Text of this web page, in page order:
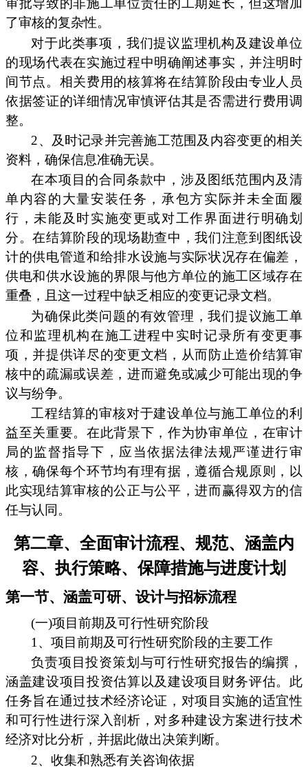
审批导致的非施工单位责任的工期延长，但这增加
了审核的复杂性。
对于此类事项，我们提议监理机构及建设单位
的现场代表在实施过程中明确阐述事实，并注明时
间节点。相关费用的核算将在结算阶段由专业人员
依据签证的详细情况审慎评估其是否需进行费用调
整。
2、及时记录并完善施工范围及内容变更的相关
资料，确保信息准确无误。
在本项目的合同条款中，涉及图纸范围内及清
单内容的大量安装任务，承包方实际并未全面履
行，未能及时实施变更或对工作界面进行明确划
分。在结算阶段的现场勘查中，我们注意到图纸设
计的供电管道和给排水设施与实际状况存在偏差，
供电和供水设施的界限与他方单位的施工区域存在
重叠，且这一过程中缺乏相应的变更记录文档。
为确保此类问题的有效管理，我们提议施工单
位和监理机构在施工进程中实时记录所有变更事
项，并提供详尽的变更文档，从而防止造价结算审
核中的疏漏或误差，进而避免或减少可能出现的争
议与纷争。
工程结算的审核对于建设单位与施工单位的利
益至关重要。在此背景下，作为协审单位，在审计
局的监督指导下，应当依据法律法规严谨进行审
核，确保每个环节均有理有据，遵循合规原则，以
此实现结算审核的公正与公平，进而赢得双方的信
任与认同。
第二章、全面审计流程、规范、涵盖内
容、执行策略、保障措施与进度计划
第一节、涵盖可研、设计与招标流程
(一)项目前期及可行性研究阶段
1、项目前期及可行性研究阶段的主要工作
负责项目投资策划与可行性研究报告的编撰，
涵盖建设项目投资估算以及建设项目财务评估。此
任务旨在通过技术经济论证，对项目实施的适宜性
和可行性进行深入剖析，对多种建设方案进行技术
经济对比分析，并据此做出决策判断。
2、收集和熟悉有关咨询依据